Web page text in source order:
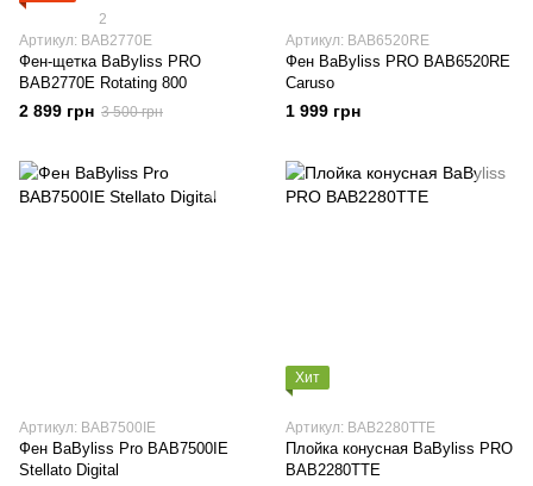
2
Артикул: BAB2770E
Фен-щетка BaByliss PRO
BAB2770E Rotating 800
2 899 грн 3 500 грн
Артикул: BAB6520RE
Фен BaByliss PRO BAB6520RE
Caruso
1 999 грн
Артикул: BAB7500IE
Фен BaByliss Pro BAB7500IE
Stellato Digital
Хит
Артикул: BAB2280TTE
Плойка конусная BaByliss PRO
BAB2280TTE